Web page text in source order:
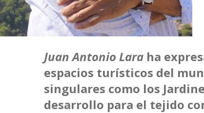
Juan Antonio Lara ha
espacios turísticos del
singulares como los
desarrollo para el tejido